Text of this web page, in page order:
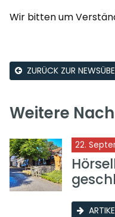
Wir bitten um
ZURÜCK ZUR
Weitere
22.